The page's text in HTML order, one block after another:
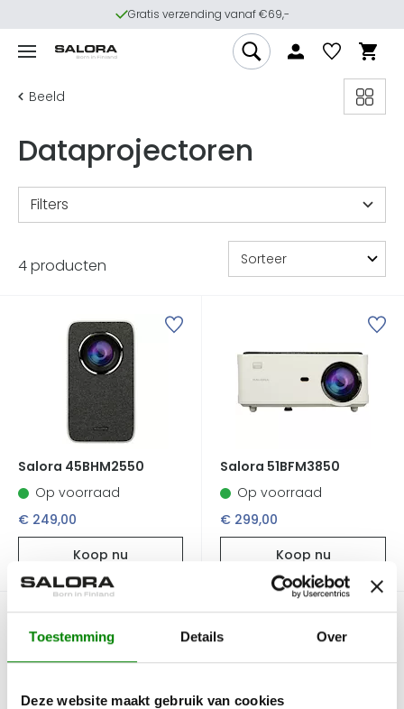
Toestemming Details Over
Deze website maakt gebruik van cookies
Gratis verzending vanaf €69,-
Beeld
Datapro­jectoren
Filters
4 producten
Salora 45BHM2550
Op voorraad
€ 249,00
Koop nu
Salora 51BFM3850
Op voorraad
€ 299,00
Koop nu
Sale